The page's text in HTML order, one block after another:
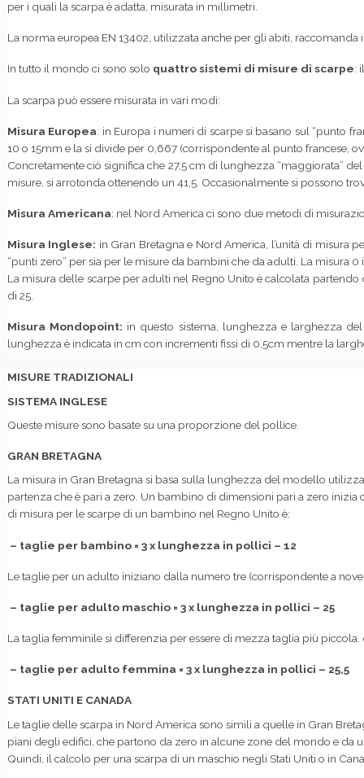
per i quali la scarpa è adatta, misurata in millimetri.
La norma europea EN 13402, utilizzata anche per gli abiti,
In tutto il mondo ci sono solo quattro sistemi di misure di scarpe:
La scarpa può essere misurata in vari modi:
Misura Europea: in Europa i numeri di scarpe si basano sul “punto
10 o 15mm e la si divide per 0,667 (corrispondente al punto francese,
Concretamente ciò significa che 27,5 cm di lunghezza “maggiorata”
misure, si arrotonda ottenendo un 41,5. Occasionalmente si possono
Misura Americana: nel Nord America ci sono due metodi di
Misura Inglese: in Gran Bretagna e Nord America, l’unità di misura
“punti zero” per sia per le misure da bambini che da adulti. La
La misura delle scarpe per adulti nel Regno Unito è calcolata
di 25.
Misura Mondopoint: in questo sistema, lunghezza e larghezza
lunghezza è indicata in cm con incrementi fissi di 0,5cm mentre la
MISURE TRADIZIONALI
SISTEMA INGLESE
Queste misure sono basate su una proporzione del pollice.
GRAN BRETAGNA
La misura in Gran Bretagna si basa sulla lunghezza del modello
partenza che è pari a zero. Un bambino di dimensioni pari a zero
di misura per le scarpe di un bambino nel Regno Unito è:
– taglie per bambino = 3 x lunghezza in pollici – 12
Le taglie per un adulto iniziano dalla numero tre (corrispondente a
– taglie per adulto maschio = 3 x lunghezza in pollici – 25
La taglia femminile si differenzia per essere di mezza taglia più piccola.
– taglie per adulto femmina = 3 x lunghezza in pollici – 25,5
STATI UNITI E CANADA
Le taglie delle scarpa in Nord America sono simili a quelle in Gran
piani degli edifici, che partono da zero in alcune zone del mondo e da
Quindi, il calcolo per una scarpa di un maschio negli Stati Uniti o in